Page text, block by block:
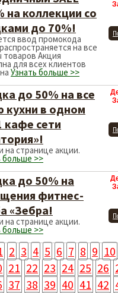
на коллекции со
до 70%!
ввод промокода
на все
товаров Акция
для всех клиентов
Узнать больше >>
до 50% на все
кухни в одном
кафе сети
на странице акции.
больше >>
до 50% на
фитнес-
«Зебра!
на странице акции.
больше >>
2 3 4 5 6 7 8 9 10
21 22 23 24 25 26
37 38 39 40 41 42